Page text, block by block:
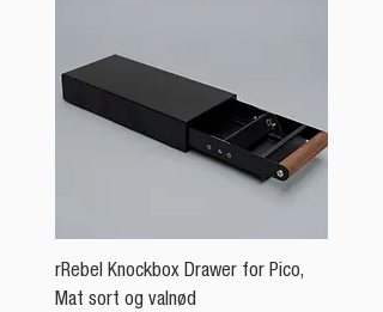
rRebel Knockbox Drawer for Pico,
Mat sort og valnød